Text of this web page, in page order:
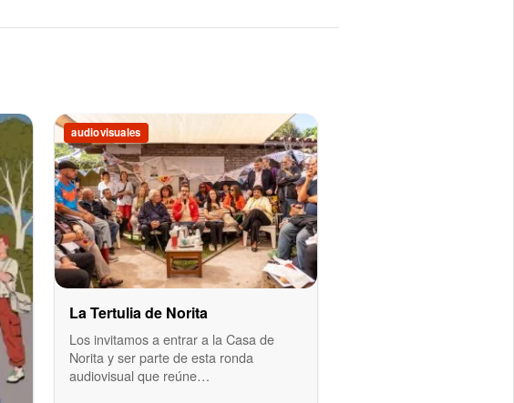
audiovisuales
La Tertulia de Norita
Los invitamos a entrar a la Casa de
Norita y ser parte de esta ronda
audiovisual que reúne…